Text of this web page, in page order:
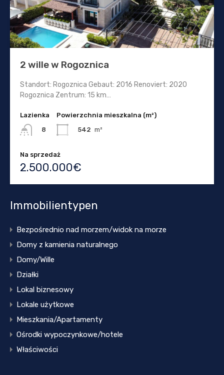
2 wille w Rogoznica
Standort: Rogoznica Gebaut: 2016 Renoviert: 2020
Rogoznica Zentrum: 15 km…
Lazienka
8
Powierzchnia mieszkalna (m²)
542 m²
Na sprzedaż
2.500.000€
Immobilientypen
Bezpośrednio nad morzem/widok na morze
Domy z kamienia naturalnego
Domy/Wille
Działki
Lokal biznesowy
Lokale użytkowe
Mieszkania/Apartamenty
Ośrodki wypoczynkowe/hotele
Właściwości